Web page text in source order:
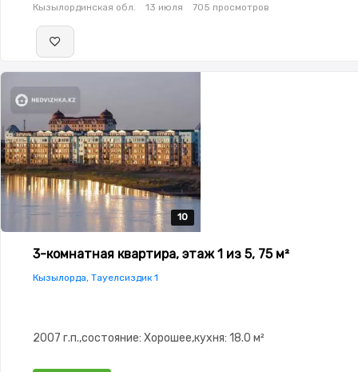
Кызылординская обл. 13 июля 705 просмотров
10
10
10
10
10
3-комнатная квартира, этаж 1 из 5, 75 м²
Кызылорда, Тауелсиздик 1
2007 г.п.,состояние: Хорошее,кухня: 18.0 м²